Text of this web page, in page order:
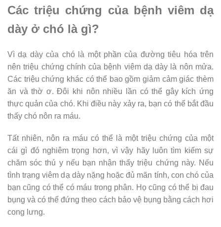
Các triệu chứng của bệnh viêm dạ
dày ở chó là gì?
Vì dạ dày của chó là một phần của đường tiêu hóa trên
nên triệu chứng chính của bệnh viêm dạ dày là nôn mửa.
Các triệu chứng khác có thể bao gồm giảm cảm giác thèm
ăn và thờ ơ. Đôi khi nôn nhiều lần có thể gây kích ứng
thực quản của chó. Khi điều này xảy ra, bạn có thể bắt đầu
thấy chó nôn ra máu.
Tất nhiên, nôn ra máu có thể là một triệu chứng của một
cái gì đó nghiêm trọng hơn, vì vậy hãy luôn tìm kiếm sự
chăm sóc thú y nếu bạn nhận thấy triệu chứng này. Nếu
tình trạng viêm dạ dày nặng hoặc đủ mãn tính, con chó của
bạn cũng có thể có máu trong phân. Họ cũng có thể bị đau
bụng và có thể đứng theo cách bảo vệ bụng bằng cách hơi
cong lưng.